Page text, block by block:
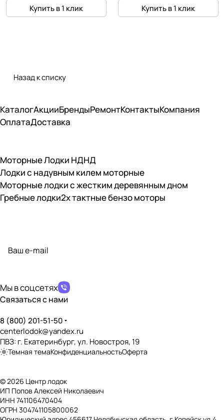
Купить в 1 клик
Купить в 1 клик
Назад к списку
КаталогАкцииБрендыРемонтКонтактыКомпания
ОплатаДоставка
Моторные Лодки НДНД
Лодки с надувным килем моторные
Моторные лодки с жестким деревянным дном
Гребные лодки2х тактные бензо моторы
Мы в соцсетях
Связаться с нами
8 (800) 201-51-50
centerlodok@yandex.ru
ПВЗ: г. Екатеринбург, ул. Новостроя, 19
Темная темаКонфиденциальностьОферта
© 2026 Центр лодок
ИП Попов Алексей Николаевич
ИНН 741106470404
ОГРН 304741105800062